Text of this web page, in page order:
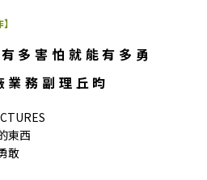
多害怕就能有多勇
務副理丘昀
東西
敢